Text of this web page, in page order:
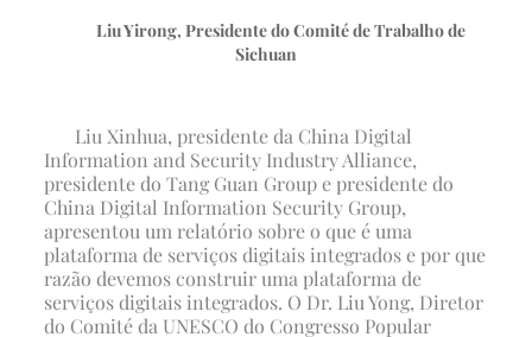
Liu Yirong, Presidente do Comité de Trabalho de
Sichuan
Liu Xinhua, presidente da China Digital
Information and Security Industry Alliance,
presidente do Tang Guan Group e presidente do
China Digital Information Security Group,
apresentou um relatório sobre o que é uma
plataforma de serviços digitais integrados e por que
razão devemos construir uma plataforma de
serviços digitais integrados. O Dr. Liu Yong, Diretor
do Comité da UNESCO do Congresso Popular